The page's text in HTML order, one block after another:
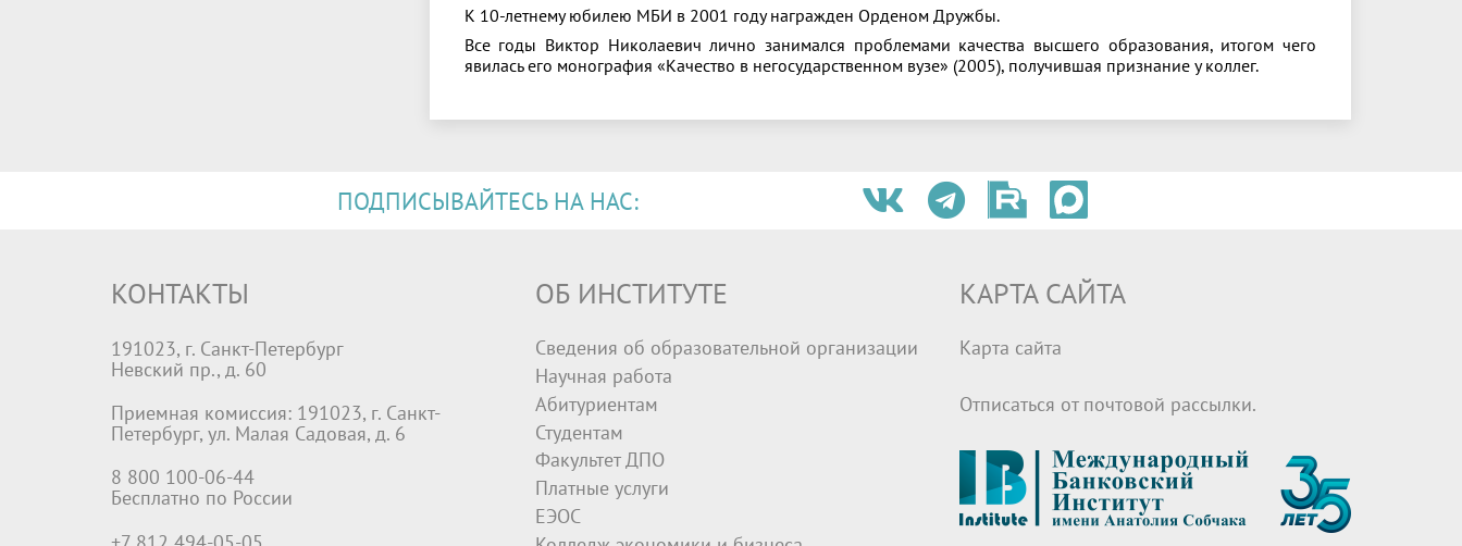
К 10-летнему юбилею МБИ в 2001 году награжден Орденом Дружбы.
Все годы Виктор Николаевич лично занимался проблемами качества высшего образования, итогом чего
явилась его монография «Качество в негосударственном вузе» (2005), получившая признание у коллег.
ПОДПИСЫВАЙТЕСЬ НА НАС:
КОНТАКТЫ
191023, г. Санкт-Петербург
Невский пр., д. 60
Приемная комиссия: 191023, г. Санкт-
Петербург, ул. Малая Садовая, д. 6
8 800 100-06-44
Бесплатно по России
ОБ ИНСТИТУТЕ
Сведения об образовательной организации
Научная работа
Абитуриентам
Студентам
Факультет ДПО
Платные услуги
ЕЭОС
КАРТА САЙТА
Карта сайта
Отписаться от почтовой рассылки.